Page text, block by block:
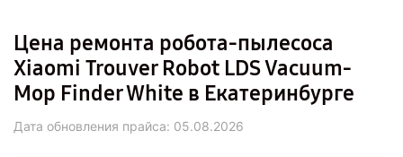
Цена ремонта робота-пылесоса
Xiaomi Trouver Robot LDS Vacuum-
Mop Finder White в Екатеринбурге
Дата обновления прайса: 05.08.2026